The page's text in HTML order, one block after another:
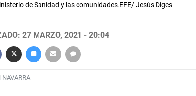
de Sanidad y las comunidades.EFE/ Jesús Diges
27 MARZO, 2021 - 20:04
NAVARRA